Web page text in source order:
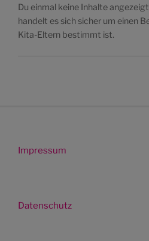
Du einmal keine Inhalte
handelt es sich sicher um einen
Kita-Eltern bestimmt ist.
Impressum
Datenschutz